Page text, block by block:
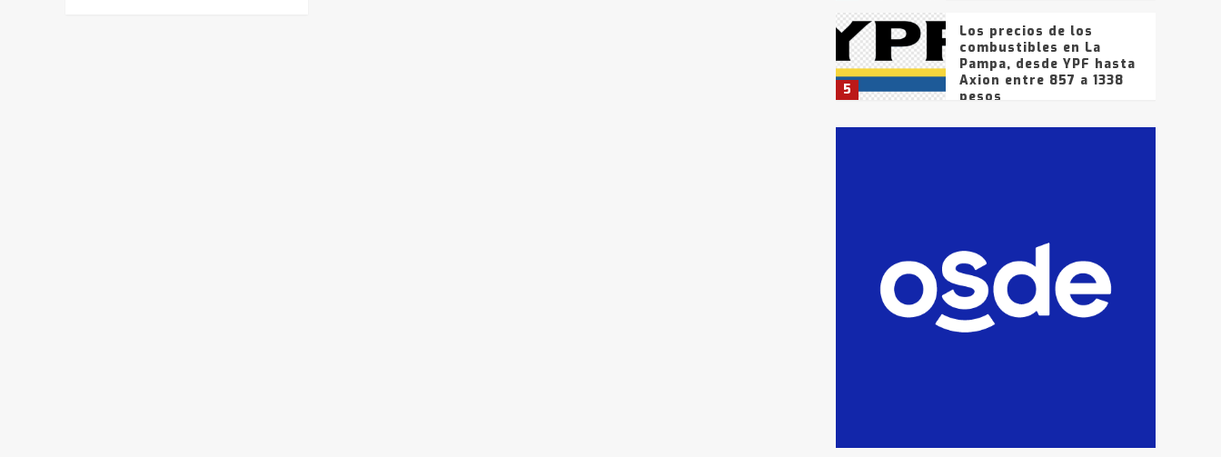
5
Los precios de los
combustibles en La
Pampa, desde YPF hasta
Axion entre 857 a 1338
pesos
La Bolsa de Cereales de
que intentaron evadir a
la Policía fueron
detenidos por
comercialización de
drogas en la tarde del
sábado